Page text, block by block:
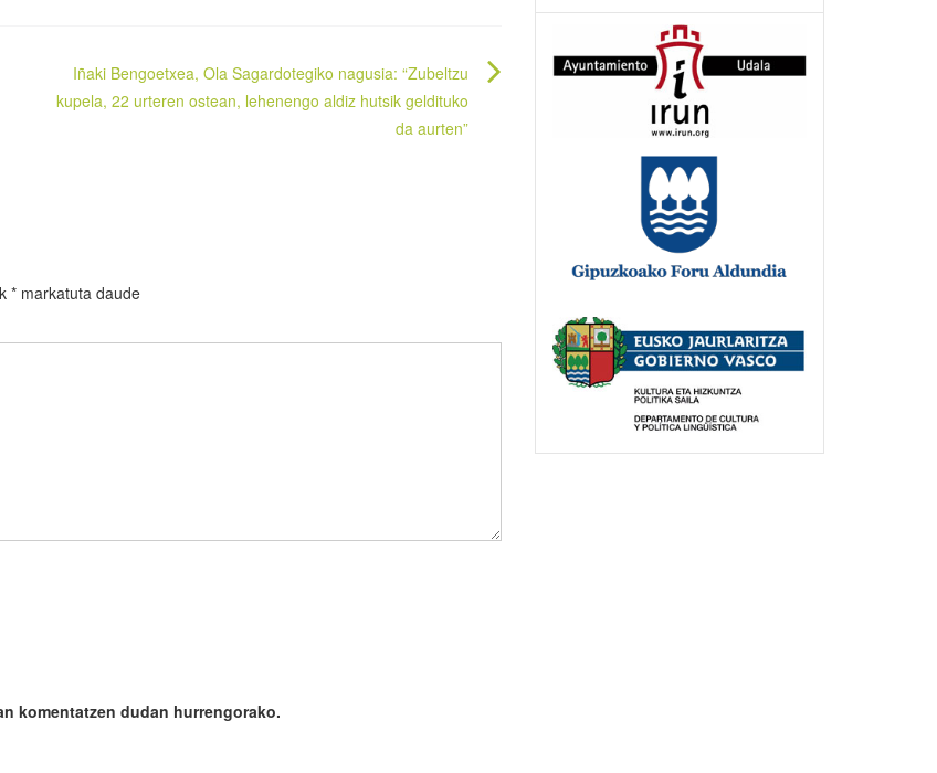
Iñaki Bengoetxea, Ola Sagardotegiko nagusia: “Zubeltzu
kupela, 22 urteren ostean, lehenengo aldiz hutsik geldituko
da aurten”
* markatuta daude
komentatzen dudan hurrengorako.